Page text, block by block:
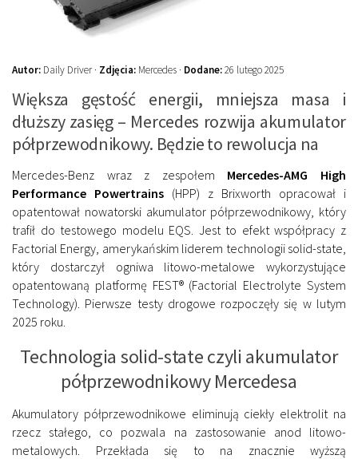
Autor: Daily Driver · Zdjęcia: Mercedes · Dodane:26 lutego 2025
Większa gęstość energii, mniejsza masa i
dłuższy zasięg – Mercedes rozwija akumulator
półprzewodnikowy. Będzie to rewolucja na
Mercedes-Benz wraz z zespołem Mercedes-AMG High
Performance Powertrains (HPP) z Brixworth opracował i
opatentował nowatorski akumulator półprzewodnikowy, który
trafił do testowego modelu EQS. Jest to efekt współpracy z
Factorial Energy, amerykańskim liderem technologii solid-state,
który dostarczył ogniwa litowo-metalowe wykorzystujące
opatentowaną platformę FEST® (Factorial Electrolyte System
Technology). Pierwsze testy drogowe rozpoczęły się w lutym
2025 roku.
Technologia solid-state czyli akumulator
półprzewodnikowy Mercedesa
Akumulatory półprzewodnikowe eliminują ciekły elektrolit na
rzecz stałego, co pozwala na zastosowanie anod litowo-
metalowych. Przekłada się to na znacznie wyższą